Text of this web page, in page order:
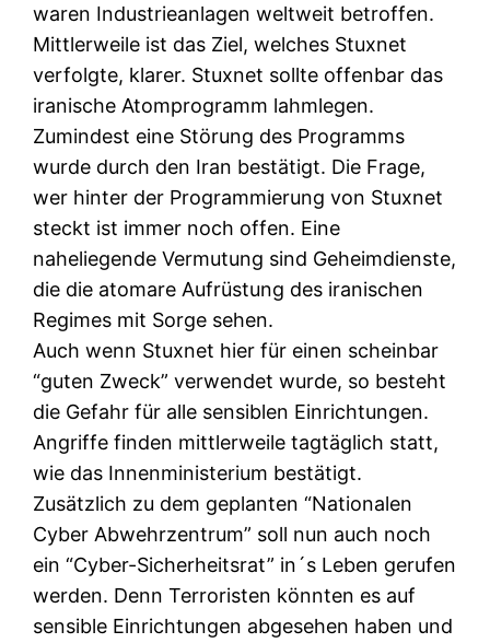
waren Industrieanlagen weltweit betroffen.
Mittlerweile ist das Ziel, welches Stuxnet
verfolgte, klarer. Stuxnet sollte offenbar das
iranische Atomprogramm lahmlegen.
Zumindest eine Störung des Programms
wurde durch den Iran bestätigt. Die Frage,
wer hinter der Programmierung von Stuxnet
steckt ist immer noch offen. Eine
naheliegende Vermutung sind Geheimdienste,
die die atomare Aufrüstung des iranischen
Regimes mit Sorge sehen.
Auch wenn Stuxnet hier für einen scheinbar
“guten Zweck” verwendet wurde, so besteht
die Gefahr für alle sensiblen Einrichtungen.
Angriffe finden mittlerweile tagtäglich statt,
wie das Innenministerium bestätigt.
Zusätzlich zu dem geplanten “Nationalen
Cyber Abwehrzentrum” soll nun auch noch
ein “Cyber-Sicherheitsrat” in´s Leben gerufen
werden. Denn Terroristen könnten es auf
sensible Einrichtungen abgesehen haben und